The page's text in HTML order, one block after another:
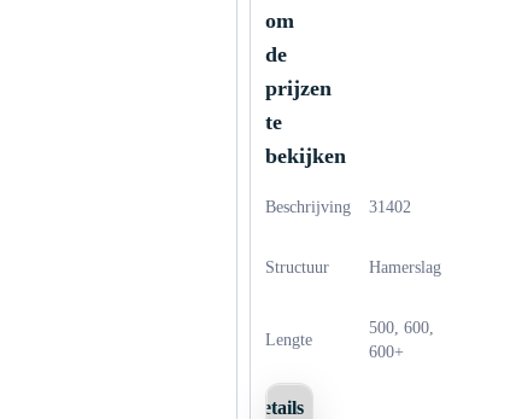
om
de
prijzen
te
bekijken
Beschrijving 31402
Structuur Hamerslag
Lengte
500, 600,
600+
Details